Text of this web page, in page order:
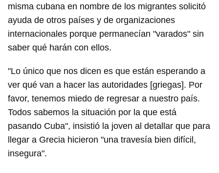
misma cubana en nombre de los migrantes solicitó
ayuda de otros países y de organizaciones
internacionales porque permanecían "varados" sin
saber qué harán con ellos.
"Lo único que nos dicen es que están esperando a
ver qué van a hacer las autoridades [griegas]. Por
favor, tenemos miedo de regresar a nuestro país.
Todos sabemos la situación por la que está
pasando Cuba", insistió la joven al detallar que para
llegar a Grecia hicieron "una travesía bien difícil,
insegura".